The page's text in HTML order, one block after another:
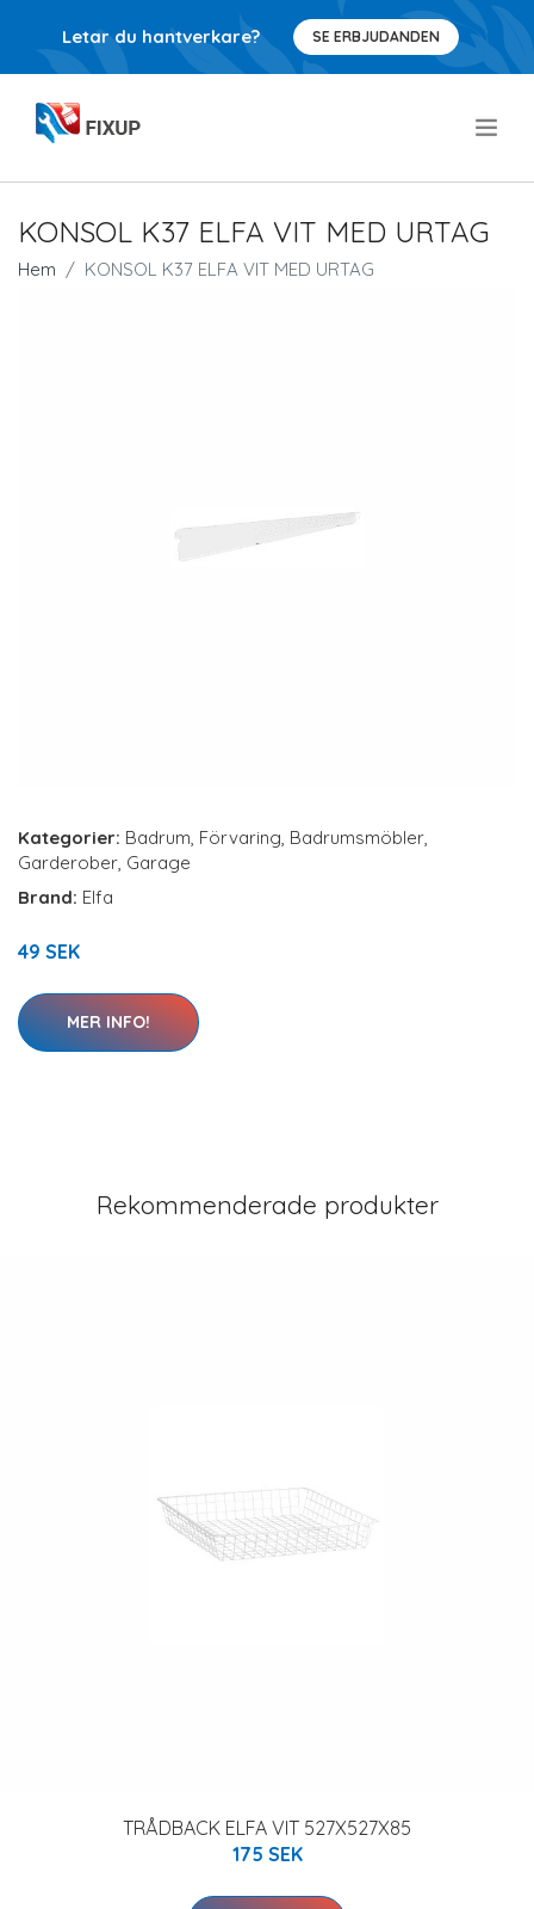
Letar du hantverkare? SE ERBJUDANDEN
KONSOL K37 ELFA VIT MED URTAG
Hem KONSOL K37 ELFA VIT MED URTAG
Kategorier: Badrum, Förvaring, Badrumsmöbler,
Garderober, Garage
Brand: Elfa
49 SEK
MER INFO!
Rekommenderade produkter
TRÅDBACK ELFA VIT 527X527X85
175 SEK